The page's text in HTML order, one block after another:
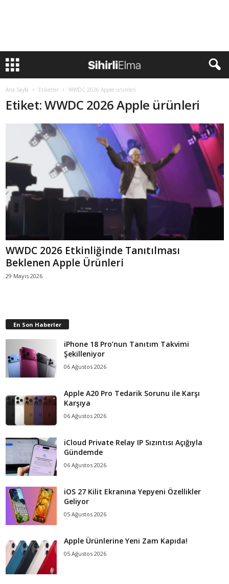
Ana Sayfa Etiketler WWDC 2026 Apple ürünleri
Etiket: WWDC 2026 Apple ürünleri
WWDC 2026 Etkinliğinde Tanıtılması
Beklenen Apple Ürünleri
29 Mayıs 2026
En Son Haberler
iPhone 18 Pro’nun Tanıtım Takvimi
Şekilleniyor
06 Ağustos 2026
Apple A20 Pro Tedarik Sorunu ile Karşı
Karşıya
06 Ağustos 2026
iCloud Private Relay IP Sızıntısı Açığıyla
Gündemde
06 Ağustos 2026
iOS 27 Kilit Ekranına Yepyeni Özellikler
Geliyor
05 Ağustos 2026
Apple Ürünlerine Yeni Zam Kapıda!
05 Ağustos 2026